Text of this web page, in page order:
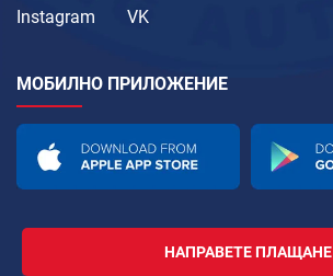
Instagram
VK
МОБИЛНО ПРИЛОЖЕНИЕ
НАПРАВЕТЕ ПЛАЩАНЕ